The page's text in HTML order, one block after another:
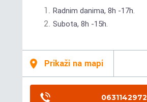
Radnim danima, 8h -17h.
Subota, 8h -15h.
Prikaži na mapi
0631142972